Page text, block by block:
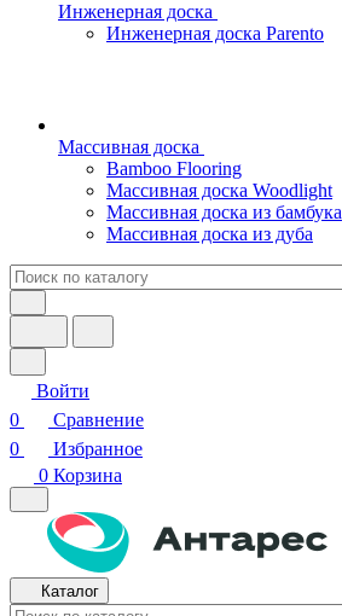
Инженерная доска
Инженерная доска Parento
Массивная доска
Bamboo Flooring
Массивная доска Woodlight
Массивная доска из бамбука
Массивная доска из дуба
Войти
0
Сравнение
0
Избранное
0 Корзина
Каталог